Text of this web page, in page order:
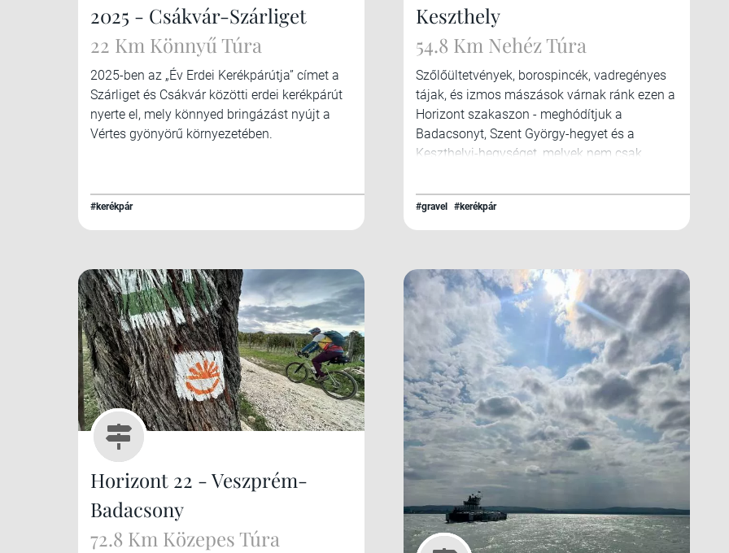
2025 - Csákvár-Szárliget
22 Km Könnyű Túra
2025-ben az „Év Erdei Kerékpárútja” címet a
Szárliget és Csákvár közötti erdei kerékpárút
nyerte el, mely könnyed bringázást nyújt a
Vértes gyönyörű környezetében.
#kerékpár
Keszthely
54.8 Km Nehéz Túra
Szőlőültetvények, borospincék, vadregényes
tájak, és izmos mászások várnak ránk ezen a
Horizont szakaszon - meghódítjuk a
Badacsonyt, Szent György-hegyet és a
Keszthelyi-hegységet, melyek nem csak
nyújtanak melyek minden évszakban.
#gravel #kerékpár
Horizont 22 - Veszprém-
Badacsony
72.8 Km Közepes Túra